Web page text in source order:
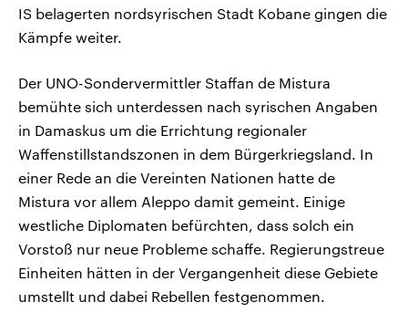
IS belagerten nordsyrischen Stadt Kobane gingen die
Kämpfe weiter.
Der UNO-Sondervermittler Staffan de Mistura
bemühte sich unterdessen nach syrischen Angaben
in Damaskus um die Errichtung regionaler
Waffenstillstandszonen in dem Bürgerkriegsland. In
einer Rede an die Vereinten Nationen hatte de
Mistura vor allem Aleppo damit gemeint. Einige
westliche Diplomaten befürchten, dass solch ein
Vorstoß nur neue Probleme schaffe. Regierungstreue
Einheiten hätten in der Vergangenheit diese Gebiete
umstellt und dabei Rebellen festgenommen.